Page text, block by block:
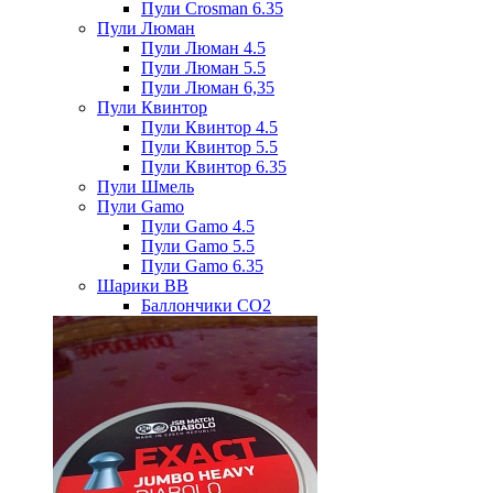
Пули Crosman 6.35
Пули Люман
Пули Люман 4.5
Пули Люман 5.5
Пули Люман 6,35
Пули Квинтор
Пули Квинтор 4.5
Пули Квинтор 5.5
Пули Квинтор 6.35
Пули Шмель
Пули Gamo
Пули Gamo 4.5
Пули Gamo 5.5
Пули Gamo 6.35
Шарики BB
Баллончики CO2